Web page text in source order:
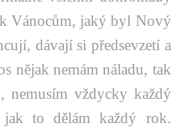
Vánocům, jaký byl Nový
dávají si předsevzetí a
nějak nemám náladu, tak
nemusím vždycky každý
to dělám každý rok.